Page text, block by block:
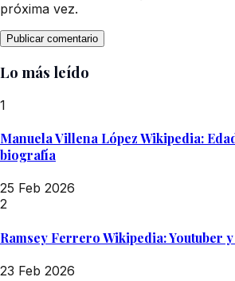
próxima vez.
Lo más leído
1
Manuela Villena López Wikipedia:
biografía
25 Feb 2026
2
Ramsey Ferrero Wikipedia: Youtuber
23 Feb 2026